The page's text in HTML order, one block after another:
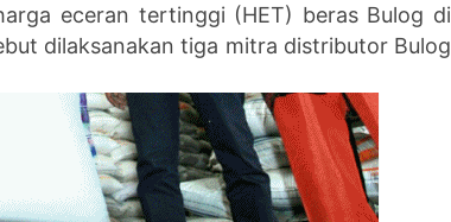
eceran tertinggi (HET) beras Bulog di
dilaksanakan tiga mitra distributor Bulog